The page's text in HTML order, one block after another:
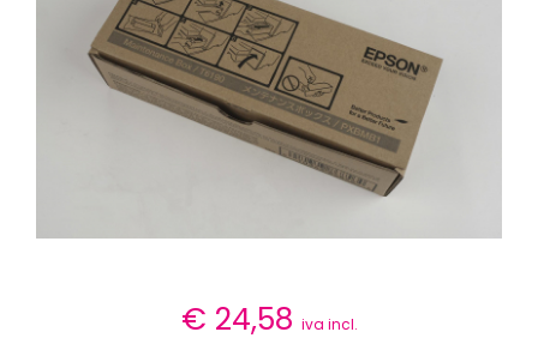
€ 24,58 iva incl.